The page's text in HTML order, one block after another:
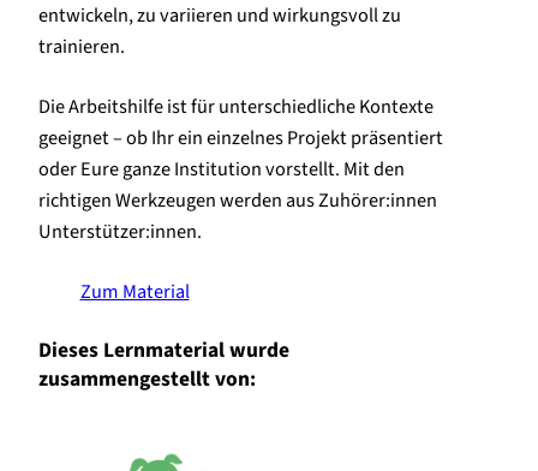
entwickeln, zu variieren und wirkungsvoll zu
trainieren.
Die Arbeitshilfe ist für unterschiedliche Kontexte
geeignet – ob Ihr ein einzelnes Projekt präsentiert
oder Eure ganze Institution vorstellt. Mit den
richtigen Werkzeugen werden aus Zuhörer:innen
Unterstützer:innen.
Zum Material
Dieses Lernmaterial wurde
zusammengestellt von: